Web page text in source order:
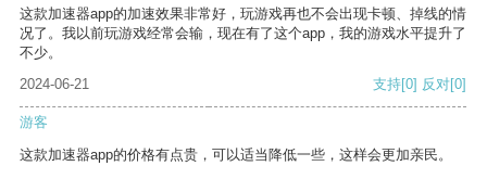
这款加速器app的加速效果非常好，玩游戏再也不会出现卡顿、掉线的情
况了。我以前玩游戏经常会输，现在有了这个app，我的游戏水平提升了
不少。
2024-06-21
支持[0] 反对[0]
游客
这款加速器app的价格有点贵，可以适当降低一些，这样会更加亲民。